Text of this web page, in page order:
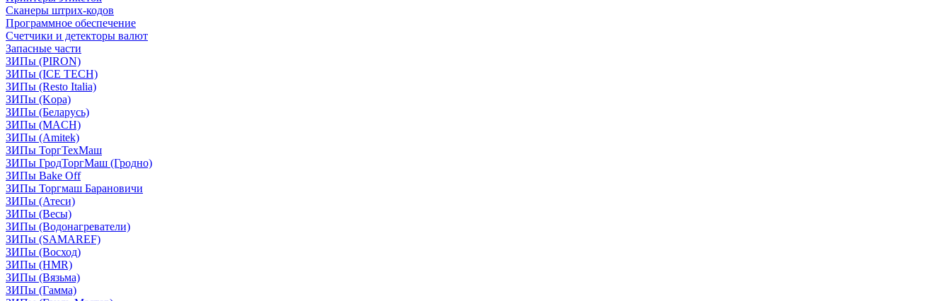
Сканеры штрих-кодов
Программное обеспечение
Счетчики и детекторы валют
Запасные части
ЗИПы (PIRON)
ЗИПы (ICE TECH)
ЗИПы (Resto Italia)
ЗИПы (Kopa)
ЗИПы (Беларусь)
ЗИПы (MACH)
ЗИПы (Amitek)
ЗИПы ТоргТехМаш
ЗИПы ГродТоргМаш (Гродно)
ЗИПы Bake Off
ЗИПы Торгмаш Барановичи
ЗИПы (Атеси)
ЗИПы (Весы)
ЗИПы (Водонагреватели)
ЗИПы (SAMAREF)
ЗИПы (Восход)
ЗИПы (HMR)
ЗИПы (Вязьма)
ЗИПы (Гамма)